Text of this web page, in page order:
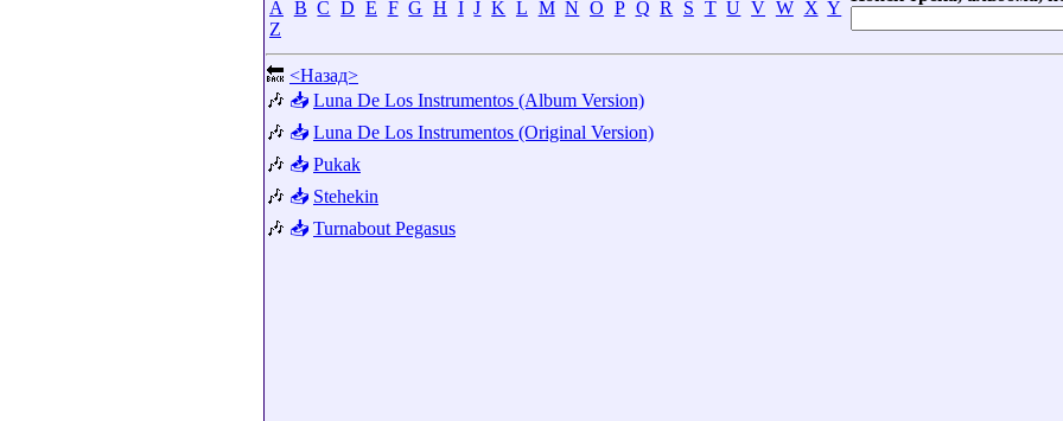
A
B C D E F G H I J K L M N O P Q R S T U V W X Y
Z
🔙 <Назад>
🎶 📥 Luna De Los Instrumentos (Album Version)
🎶 📥 Luna De Los Instrumentos (Original Version)
🎶 📥 Pukak
🎶 📥 Stehekin
🎶 📥 Turnabout Pegasus